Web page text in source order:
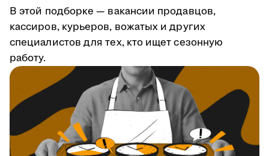
В этой подборке — вакансии продавцов,
кассиров, курьеров, вожатых и других
специалистов для тех, кто ищет сезонную
работу.